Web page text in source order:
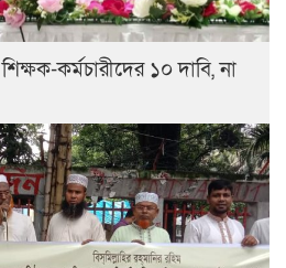
কর্মচারীদের ১০ দাবি, না